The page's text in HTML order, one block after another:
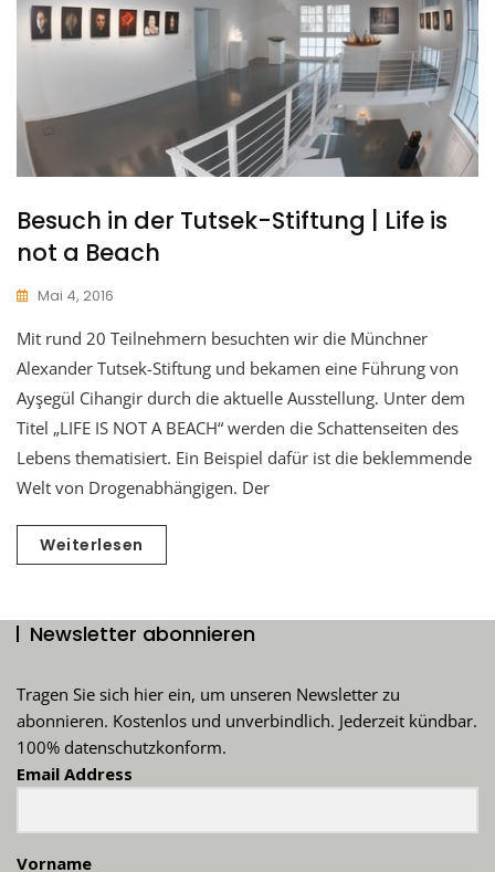
Besuch in der Tutsek-Stiftung | Life is
not a Beach
Mai 4, 2016
Mit rund 20 Teilnehmern besuchten wir die Münchner
Alexander Tutsek-Stiftung und bekamen eine Führung von
Ayşegül Cihangir durch die aktuelle Ausstellung. Unter dem
Titel „LIFE IS NOT A BEACH“ werden die Schattenseiten des
Lebens thematisiert. Ein Beispiel dafür ist die beklemmende
Welt von Drogenabhängigen. Der
Weiterlesen
Newsletter abonnieren
Tragen Sie sich hier ein, um unseren Newsletter zu
abonnieren. Kostenlos und unverbindlich. Jederzeit kündbar.
100% datenschutzkonform.
Email Address
Vorname